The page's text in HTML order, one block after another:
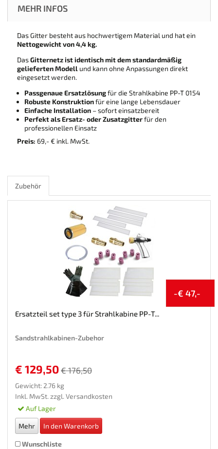
MEHR INFOS
Das Gitter besteht aus hochwertigem Material und hat ein
Nettogewicht von 4,4 kg.
DasGitternetz ist identisch mit dem standardmäßig
gelieferten Modell und kann ohne Anpassungen direkt
eingesetzt werden.
Passgenaue Ersatzlösungfür die Strahlkabine PP-T 0154
Robuste Konstruktionfür eine lange Lebensdauer
Einfache Installation – sofort einsatzbereit
Perfekt als Ersatz- oder Zusatzgitterfür den
professionellen Einsatz
Preis: 69,- € inkl. MwSt.
Zubehör
-€ 47,-
Ersatzteil set type 3 für Strahlkabine PP-T...
Sandstrahlkabinen-Zubehor
€ 129,50 € 176,50
Gewicht: 2.76 kg
Inkl. MwSt. zzgl. Versandkosten
Auf Lager
Mehr In den Warenkorb
Wunschliste